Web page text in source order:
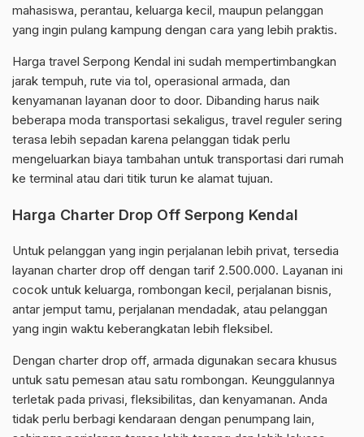
mahasiswa, perantau, keluarga kecil, maupun pelanggan
yang ingin pulang kampung dengan cara yang lebih praktis.
Harga travel Serpong Kendal ini sudah mempertimbangkan
jarak tempuh, rute via tol, operasional armada, dan
kenyamanan layanan door to door. Dibanding harus naik
beberapa moda transportasi sekaligus, travel reguler sering
terasa lebih sepadan karena pelanggan tidak perlu
mengeluarkan biaya tambahan untuk transportasi dari rumah
ke terminal atau dari titik turun ke alamat tujuan.
Harga Charter Drop Off Serpong Kendal
Untuk pelanggan yang ingin perjalanan lebih privat, tersedia
layanan charter drop off dengan tarif 2.500.000. Layanan ini
cocok untuk keluarga, rombongan kecil, perjalanan bisnis,
antar jemput tamu, perjalanan mendadak, atau pelanggan
yang ingin waktu keberangkatan lebih fleksibel.
Dengan charter drop off, armada digunakan secara khusus
untuk satu pemesan atau satu rombongan. Keunggulannya
terletak pada privasi, fleksibilitas, dan kenyamanan. Anda
tidak perlu berbagi kendaraan dengan penumpang lain,